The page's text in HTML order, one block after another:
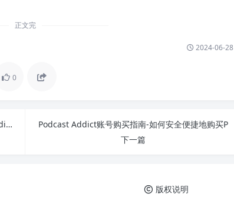
正文完
2024-06-28
0
如何安全购买Adidas Running账号？全面指南-Adidas
Podcast Addict账号购买指南-如何安全便捷地购买P
下一篇
版权说明